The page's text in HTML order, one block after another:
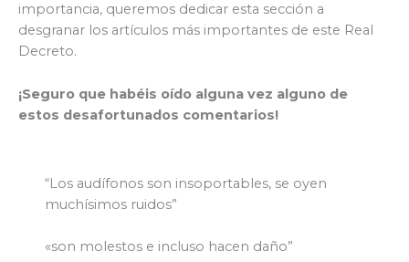
importancia, queremos dedicar esta sección a
desgranar los artículos más importantes de este Real
Decreto.
¡Seguro que habéis oído alguna vez alguno de
estos desafortunados comentarios!
“Los audífonos son insoportables, se oyen
muchísimos ruidos”
«son molestos e incluso hacen daño”